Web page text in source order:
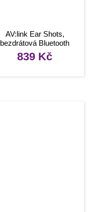
AV:link Ear Shots,
bezdrátová Bluetooth
sluchátka s nabíjecím
pouzdrem, bílá
839 Kč